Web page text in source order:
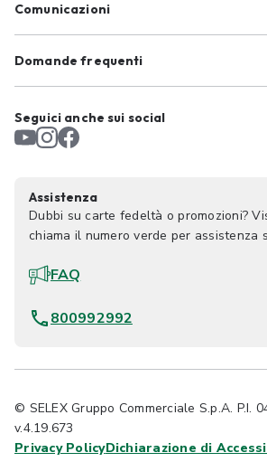
Comunicazioni
Domande frequenti
Seguici anche sui social
Assistenza
Dubbi su carte fedeltà o promozioni?
chiama il numero verde per assistenza
FAQ
800992992
© SELEX Gruppo Commerciale S.p.A. P.I.
v.4.19.673
Privacy PolicyDichiarazione di